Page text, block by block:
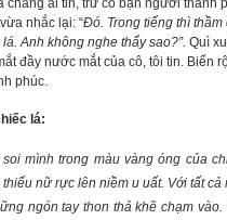
chẳng ai tin, trừ cô bạn người thành
nhắc lại: “Đó. Trong tiếng thì thầm
Anh không nghe thấy sao?”. Quì
đầy nước mắt của cô, tôi tin. Biển
phúc.
lá:
mình trong màu vàng óng của
nữ rực lên niềm u uất. Với tất cả
ngón tay thon thả khẽ chạm vào.